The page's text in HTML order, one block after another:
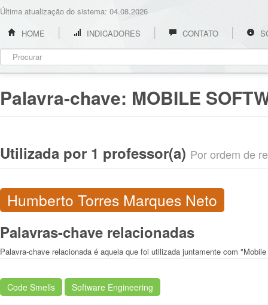
Última atualização do sistema: 04.08.2026
HOME
INDICADORES CONTATO
Palavra-chave: MOBILE
Utilizada por 1 professor(a) Por ordem de
Humberto Torres Marques Neto
Palavras-chave relacionadas
Palavra-chave relacionada é aquela que foi utilizada juntamente com
Code Smells Software Engineering